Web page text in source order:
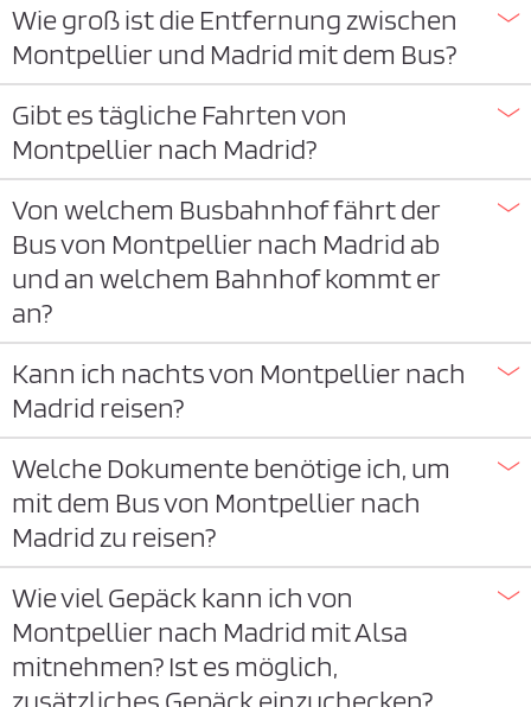
Wie groß ist die Entfernung zwischen
Montpellier und Madrid mit dem Bus?
Gibt es tägliche Fahrten von
Montpellier nach Madrid?
Von welchem Busbahnhof fährt der
Bus von Montpellier nach Madrid ab
und an welchem Bahnhof kommt er
an?
Kann ich nachts von Montpellier nach
Madrid reisen?
Welche Dokumente benötige ich, um
mit dem Bus von Montpellier nach
Madrid zu reisen?
Wie viel Gepäck kann ich von
Montpellier nach Madrid mit Alsa
mitnehmen? Ist es möglich,